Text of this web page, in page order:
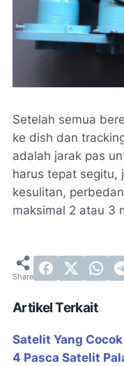
Setelah semua
ke dish dan
adalah jarak pas
harus tepat segitu,
kesulitan,
maksimal 2 atau 3
Artikel Terkait
Satelit Yang
4 Pasca Satelit